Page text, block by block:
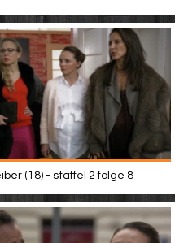
(18) - staffel 2 folge 8